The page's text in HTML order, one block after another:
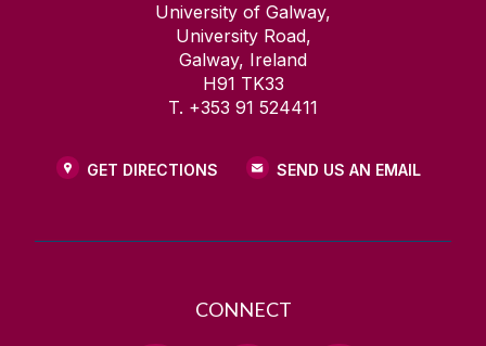
University of Galway,
University Road,
Galway, Ireland
H91 TK33
T. +353 91 524411
GET DIRECTIONS SEND US AN EMAIL
CONNECT